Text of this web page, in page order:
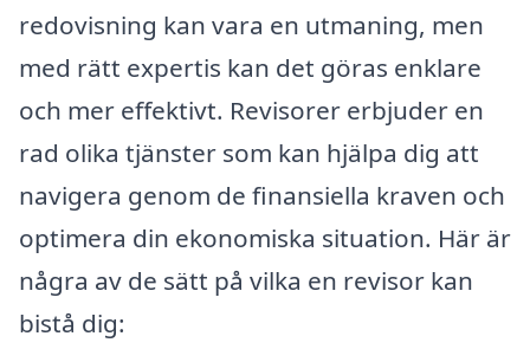
redovisning kan vara en utmaning, men
med rätt expertis kan det göras enklare
och mer effektivt. Revisorer erbjuder en
rad olika tjänster som kan hjälpa dig att
navigera genom de finansiella kraven och
optimera din ekonomiska situation. Här är
några av de sätt på vilka en revisor kan
bistå dig: